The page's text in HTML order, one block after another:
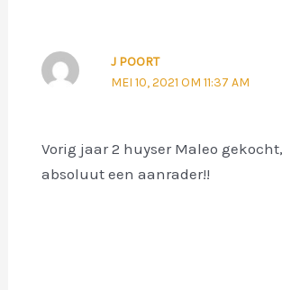
J POORT
MEI 10, 2021 OM 11:37 AM
Vorig jaar 2 huyser Maleo
absoluut een aanrader!!